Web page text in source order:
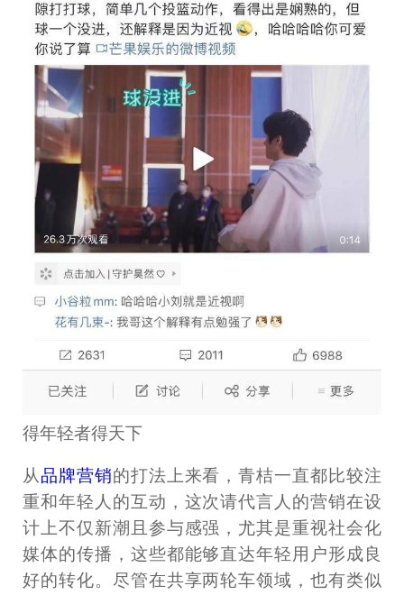
得年轻者得天下
从品牌营销的打法上来看，青桔一直都比较注
重和年轻人的互动，这次请代言人的营销在设
计上不仅新潮且参与感强，尤其是重视社会化
媒体的传播，这些都能够直达年轻用户形成良
好的转化。尽管在共享两轮车领域，也有类似